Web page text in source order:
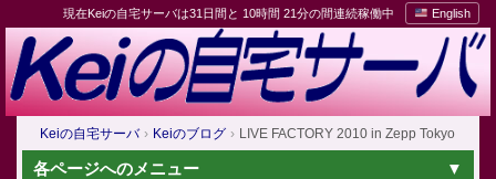
現在Keiの自宅サーバは31日間と 10時間 21分の間連続稼働中 English
Keiの自宅サーバ Keiのブログ LIVE FACTORY 2010 in Zepp Tokyo
各ページへのメニュー